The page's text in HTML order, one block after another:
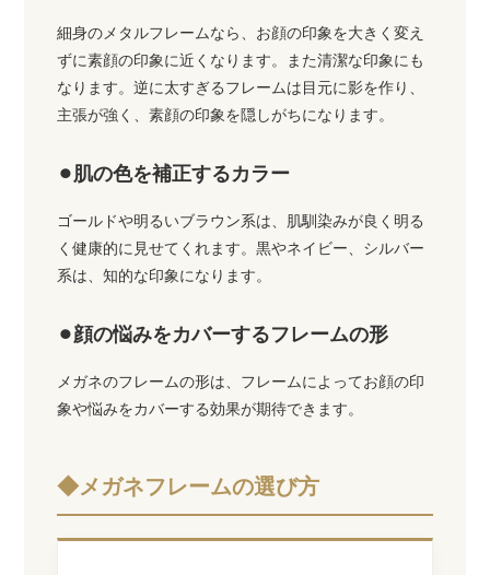
細身のメタルフレームなら、お顔の印象を大きく変え
ずに素顔の印象に近くなります。また清潔な印象にも
なります。逆に太すぎるフレームは目元に影を作り、
主張が強く、素顔の印象を隠しがちになります。
⚫︎肌の色を補正するカラー
ゴールドや明るいブラウン系は、肌馴染みが良く明る
く健康的に見せてくれます。黒やネイビー、シルバー
系は、知的な印象になります。
⚫︎顔の悩みをカバーするフレームの形
メガネのフレームの形は、フレームによってお顔の印
象や悩みをカバーする効果が期待できます。
◆メガネフレームの選び方